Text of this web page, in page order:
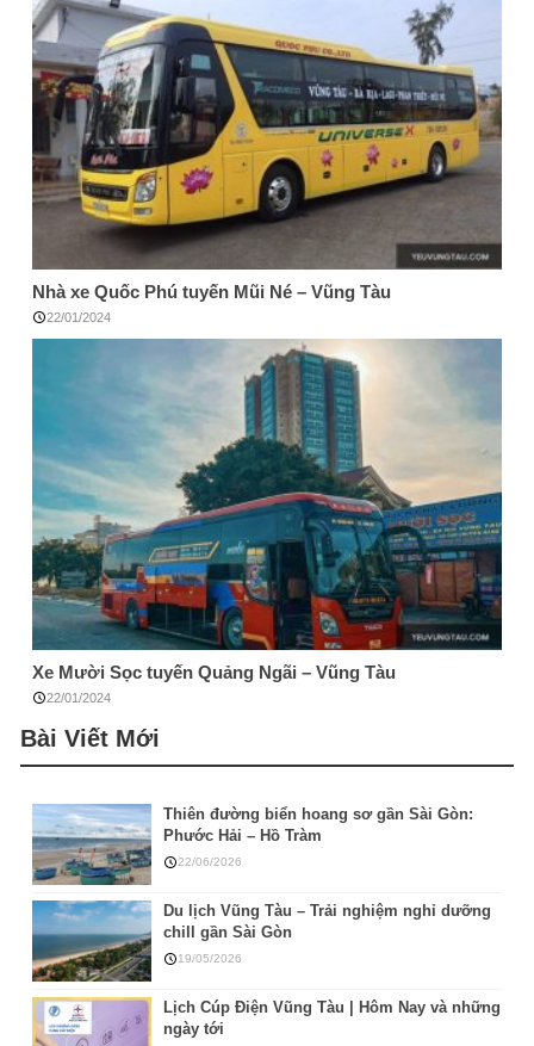
Nhà xe Quốc Phú tuyến Mũi Né – Vũng Tàu
22/01/2024
Xe Mười Sọc tuyến Quảng Ngãi – Vũng Tàu
22/01/2024
Bài Viết Mới
Thiên đường biển hoang sơ gần Sài Gòn:
Phước Hải – Hồ Tràm
22/06/2026
Du lịch Vũng Tàu – Trải nghiệm nghỉ dưỡng
chill gần Sài Gòn
19/05/2026
Lịch Cúp Điện Vũng Tàu | Hôm Nay và những
ngày tới